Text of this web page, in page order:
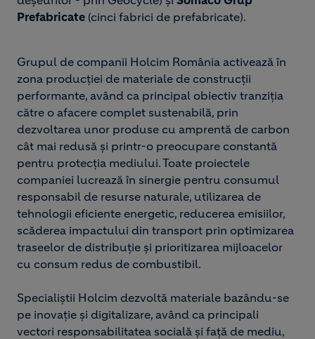
Prefabricate (cinci fabrici de prefabricate).
Grupul de companii Holcim România activează în
zona producției de materiale de construcții
performante, având ca principal obiectiv tranziția
către o afacere complet sustenabilă, prin
dezvoltarea unor produse cu amprentă de carbon
cât mai redusă și printr-o preocupare constantă
pentru protecția mediului. Toate proiectele
companiei lucrează în sinergie pentru consumul
responsabil de resurse naturale, utilizarea de
tehnologii eficiente energetic, reducerea emisiilor,
scăderea impactului din transport prin optimizarea
traseelor de distribuție și prioritizarea mijloacelor
cu consum redus de combustibil.
Specialiștii Holcim dezvoltă materiale bazându-se
pe inovație și digitalizare, având ca principali
vectori responsabilitatea socială și față de mediu,